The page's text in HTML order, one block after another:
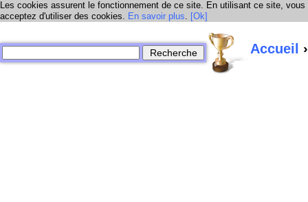
Les cookies assurent le fonctionnement de ce site. En utilisant ce site, vous
acceptez d'utiliser des cookies. En savoir plus. [Ok]
Accueil